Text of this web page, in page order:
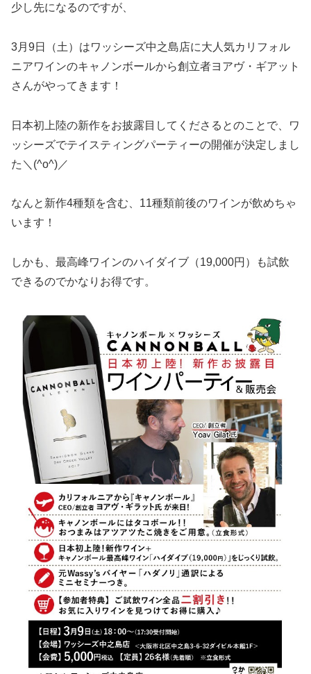
少し先になるのですが、
3月9日（土）はワッシーズ中之島店に大人気カリフォル
ニアワインのキャノンボールから創立者ヨアヴ・ギアット
さんがやってきます！
日本初上陸の新作をお披露目してくださるとのことで、ワ
ッシーズでテイスティングパーティーの開催が決定しまし
た＼(^o^)／
なんと新作4種類を含む、11種類前後のワインが飲めちゃ
います！
しかも、最高峰ワインのハイダイブ（19,000円）も試飲
できるのでかなりお得です。